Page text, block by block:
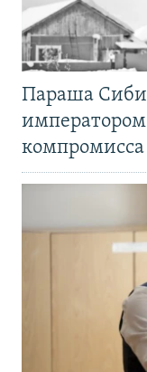
Параша
компромисса